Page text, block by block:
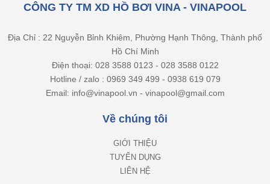
CÔNG TY TM XD HỒ BƠI VINA - VINAPOOL
Địa Chỉ : 22 Nguyễn Bỉnh Khiêm, Phường Hạnh Thông, Thành phố
Hồ Chí Minh
Điện thoại: 028 3588 0123 - 028 3588 0122
Hotline / zalo : 0969 349 499 - 0938 619 079
Email: info@vinapool.vn - vinapool@gmail.com
Về chúng tôi
GIỚI THIỆU
TUYỂN DỤNG
LIÊN HỆ